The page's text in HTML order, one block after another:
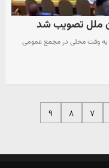
ملل تصویب شد
به وقت محلی در مجمع عمومی
۷ ۸ ۹